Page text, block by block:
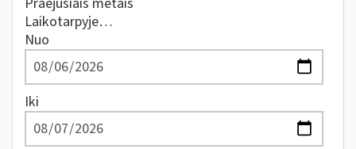
Laikotarpyje…
Nuo
Iki